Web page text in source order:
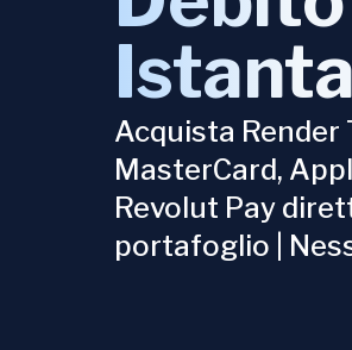
Acquista Render
MasterCard,
Revolut Pay
portafoglio |